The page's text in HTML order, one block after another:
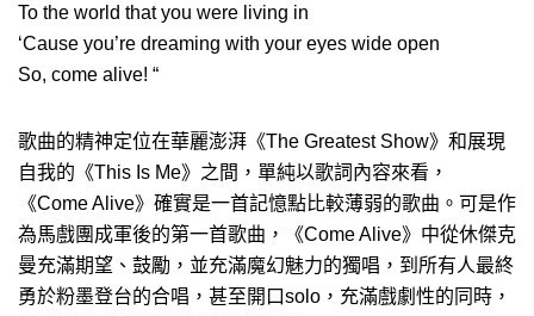
To the world that you were living in
‘Cause you’re dreaming with your eyes wide open
So, come alive! “
歌曲的精神定位在華麗澎湃《The Greatest Show》和展現
自我的《This Is Me》之間，單純以歌詞內容來看，
《Come Alive》確實是一首記憶點比較薄弱的歌曲。可是作
為馬戲團成軍後的第一首歌曲，《Come Alive》中從休傑克
曼充滿期望、鼓勵，並充滿魔幻魅力的獨唱，到所有人最終
勇於粉墨登台的合唱，甚至開口solo，充滿戲劇性的同時，